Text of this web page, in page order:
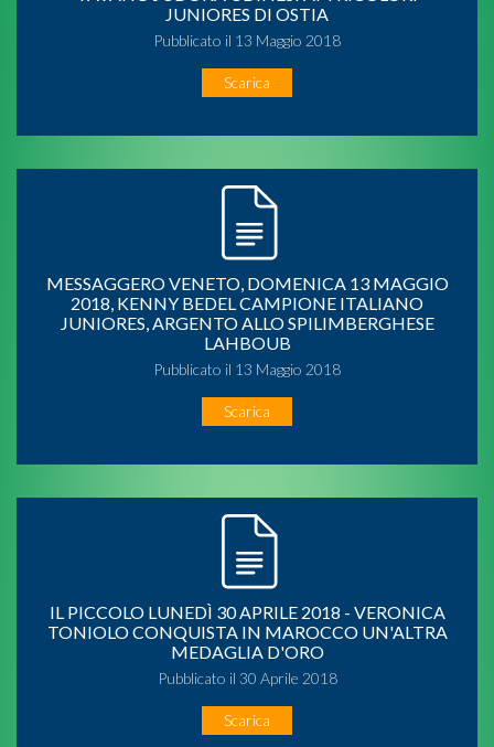
JUNIORES DI OSTIA
Pubblicato il 13 Maggio 2018
Scarica
MESSAGGERO VENETO, DOMENICA 13 MAGGIO
2018, KENNY BEDEL CAMPIONE ITALIANO
JUNIORES, ARGENTO ALLO SPILIMBERGHESE
LAHBOUB
Pubblicato il 13 Maggio 2018
Scarica
IL PICCOLO LUNEDÌ 30 APRILE 2018 - VERONICA
TONIOLO CONQUISTA IN MAROCCO UN'ALTRA
MEDAGLIA D'ORO
Pubblicato il 30 Aprile 2018
Scarica